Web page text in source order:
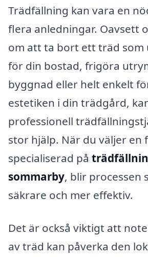
Trädfällning kan vara en
flera anledningar. Oavsett
om att ta bort ett träd som
för din bostad, frigöra
byggnad eller helt enkelt
estetiken i din trädgård,
professionell
stor hjälp. När du väljer en
specialiserad på
sommarby, blir processen
säkrare och mer effektiv.
Det är också viktigt att
av träd kan påverka den